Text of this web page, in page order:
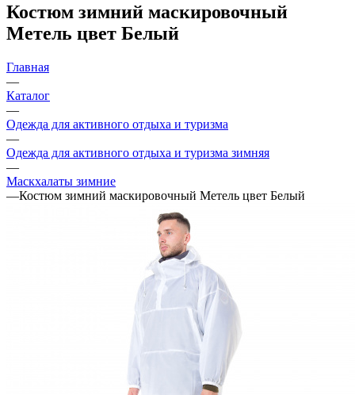
Костюм зимний маскировочный
Метель цвет Белый
Главная
—
Каталог
—
Одежда для активного отдыха и туризма
—
Одежда для активного отдыха и туризма зимняя
—
Маскхалаты зимние
—Костюм зимний маскировочный Метель цвет Белый